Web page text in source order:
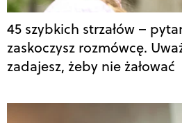
45 szybkich strzałów –
zaskoczysz rozmówcę.
zadajesz, żeby nie żałować